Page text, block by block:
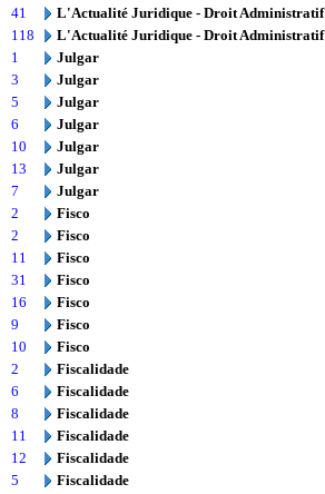
41
L'Actualité Juridique - Droit Administratif
118
L'Actualité Juridique - Droit Administratif
1
Julgar
3
Julgar
5
Julgar
6
Julgar
10
Julgar
13
Julgar
7
Julgar
2
Fisco
2
Fisco
11
Fisco
31
Fisco
16
Fisco
9
Fisco
10
Fisco
2
Fiscalidade
6
Fiscalidade
8
Fiscalidade
11
Fiscalidade
12
Fiscalidade
5
Fiscalidade